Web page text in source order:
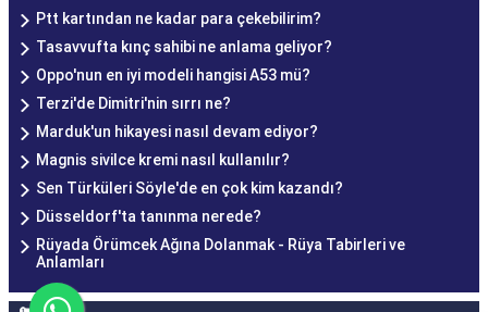
Ptt kartından ne kadar para çekebilirim?
Tasavvufta kınç sahibi ne anlama geliyor?
Oppo'nun en iyi modeli hangisi A53 mü?
Terzi'de Dimitri'nin sırrı ne?
Marduk'un hikayesi nasıl devam ediyor?
Magnis sivilce kremi nasıl kullanılır?
Sen Türküleri Söyle'de en çok kim kazandı?
Düsseldorf'ta tanınma nerede?
Rüyada Örümcek Ağına Dolanmak - Rüya Tabirleri ve
Anlamları